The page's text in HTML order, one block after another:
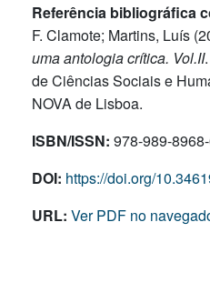
Referência bibliográfica
F. Clamote; Martins, Luís
uma antologia crítica. Vol.II
de Ciências Sociais e
NOVA de Lisboa.
ISBN/ISSN: 978-989-
DOI: https://doi.org/
URL: Ver PDF no